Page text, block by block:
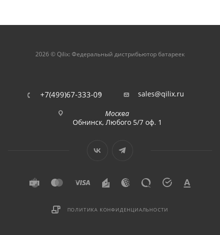
2026 © Qilix: Федеральный дистрибьютор батареек
+7(499)67-333-09 sales@qilix.ru
Москва
Обнинск, Любого 5/7 оф. 1
ПОЛИТИКА КОНФИДЕНЦИАЛЬНОСТИ